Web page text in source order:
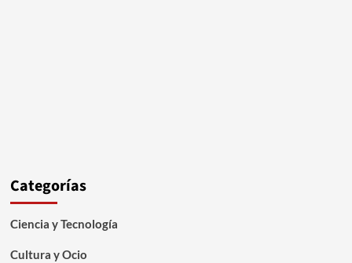
Categorías
Ciencia y Tecnología
Cultura y Ocio